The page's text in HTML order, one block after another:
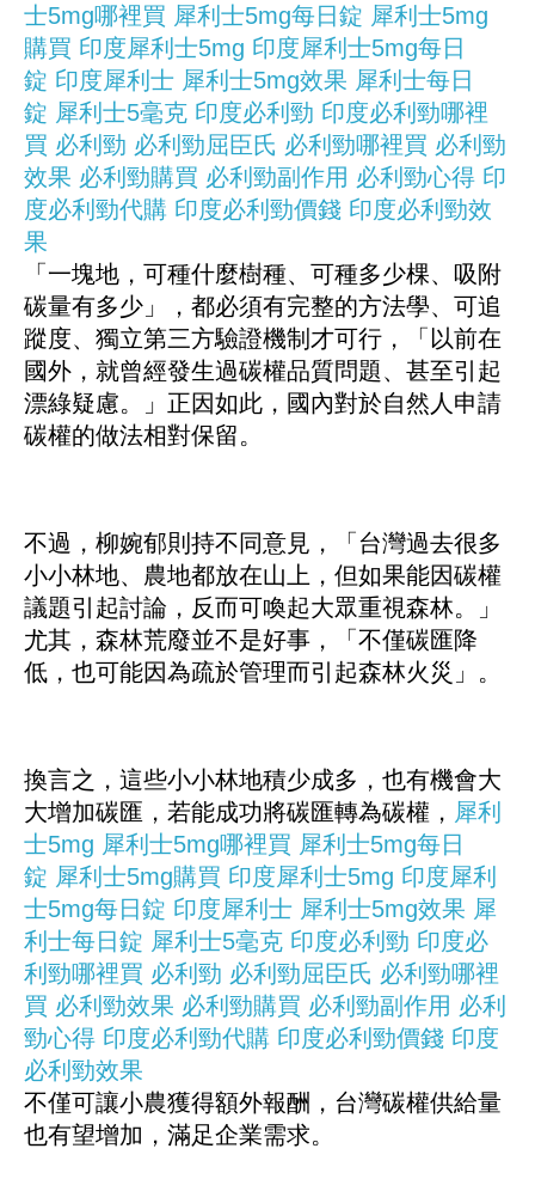
士5mg哪裡買 犀利士5mg每日錠 犀利士5mg
購買 印度犀利士5mg 印度犀利士5mg每日
錠 印度犀利士 犀利士5mg效果 犀利士每日
錠 犀利士5毫克 印度必利勁 印度必利勁哪裡
買 必利勁 必利勁屈臣氏 必利勁哪裡買 必利勁
效果 必利勁購買 必利勁副作用 必利勁心得 印
度必利勁代購 印度必利勁價錢 印度必利勁效
果
「一塊地，可種什麼樹種、可種多少棵、吸附
碳量有多少」，都必須有完整的方法學、可追
蹤度、獨立第三方驗證機制才可行，「以前在
國外，就曾經發生過碳權品質問題、甚至引起
漂綠疑慮。」正因如此，國內對於自然人申請
碳權的做法相對保留。
不過，柳婉郁則持不同意見，「台灣過去很多
小小林地、農地都放在山上，但如果能因碳權
議題引起討論，反而可喚起大眾重視森林。」
尤其，森林荒廢並不是好事，「不僅碳匯降
低，也可能因為疏於管理而引起森林火災」。
換言之，這些小小林地積少成多，也有機會大
大增加碳匯，若能成功將碳匯轉為碳權， 犀利
士5mg 犀利士5mg哪裡買 犀利士5mg每日
錠 犀利士5mg購買 印度犀利士5mg 印度犀利
士5mg每日錠 印度犀利士 犀利士5mg效果 犀
利士每日錠 犀利士5毫克 印度必利勁 印度必
利勁哪裡買 必利勁 必利勁屈臣氏 必利勁哪裡
買 必利勁效果 必利勁購買 必利勁副作用 必利
勁心得 印度必利勁代購 印度必利勁價錢 印度
必利勁效果
不僅可讓小農獲得額外報酬，台灣碳權供給量
也有望增加，滿足企業需求。